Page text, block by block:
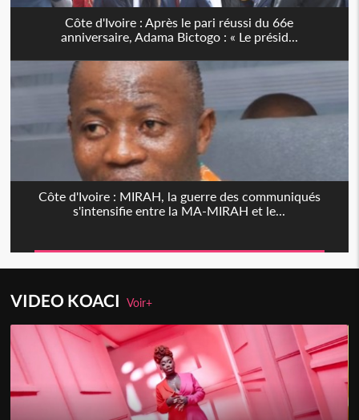
Côte d'Ivoire : Après le pari réussi du 66e
anniversaire, Adama Bictogo : « Le présid...
Côte d'Ivoire : MIRAH, la guerre des communiqués
s'intensifie entre la MA-MIRAH et le...
VIDEO KOACIVoir+